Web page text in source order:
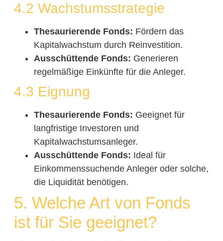
4.2 Wachstumsstrategie
Thesaurierende Fonds: Fördern das
Kapitalwachstum durch Reinvestition.
Ausschüttende Fonds: Generieren
regelmäßige Einkünfte für die Anleger.
4.3 Eignung
Thesaurierende Fonds: Geeignet für
langfristige Investoren und
Kapitalwachstumsanleger.
Ausschüttende Fonds: Ideal für
Einkommenssuchende Anleger oder solche,
die Liquidität benötigen.
5. Welche Art von Fonds
ist für Sie geeignet?